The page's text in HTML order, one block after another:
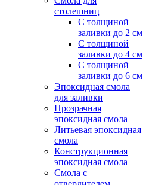
столешниц
С толщиной
заливки до 2 см
С толщиной
заливки до 4 см
С толщиной
заливки до 6 см
Эпоксидная смола
для заливки
Прозрачная
эпоксидная смола
Литьевая эпоксидная
смола
Конструкционная
эпоксидная смола
Смола с